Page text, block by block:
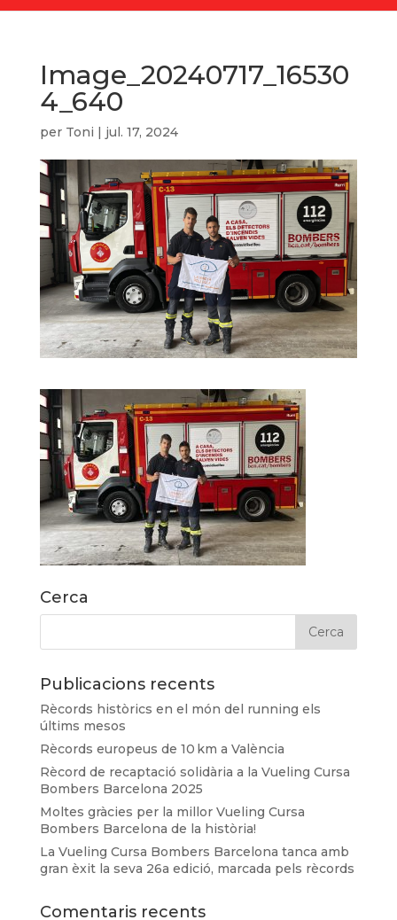
Image_20240717_16530
4_640
per Toni | jul. 17, 2024
Cerca
Publicacions recents
Rècords històrics en el món del running els
últims mesos
Rècords europeus de 10 km a València
Rècord de recaptació solidària a la Vueling Cursa
Bombers Barcelona 2025
Moltes gràcies per la millor Vueling Cursa
Bombers Barcelona de la història!
La Vueling Cursa Bombers Barcelona tanca amb
gran èxit la seva 26a edició, marcada pels rècords
Comentaris recents